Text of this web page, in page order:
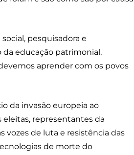
pesquisadora e
educação patrimonial,
aprender com os povos
da invasão europeia ao
eleitas, representantes da
vozes de luta e resistência das
de morte do